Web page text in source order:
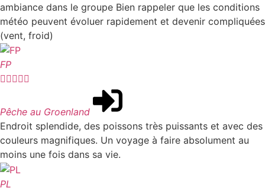
ambiance dans le groupe Bien rappeler que les conditions
météo peuvent évoluer rapidement et devenir compliquées
(vent, froid)
FP

Pêche au Groenland
Endroit splendide, des poissons très puissants et avec des
couleurs magnifiques. Un voyage à faire absolument au
moins une fois dans sa vie.
PL